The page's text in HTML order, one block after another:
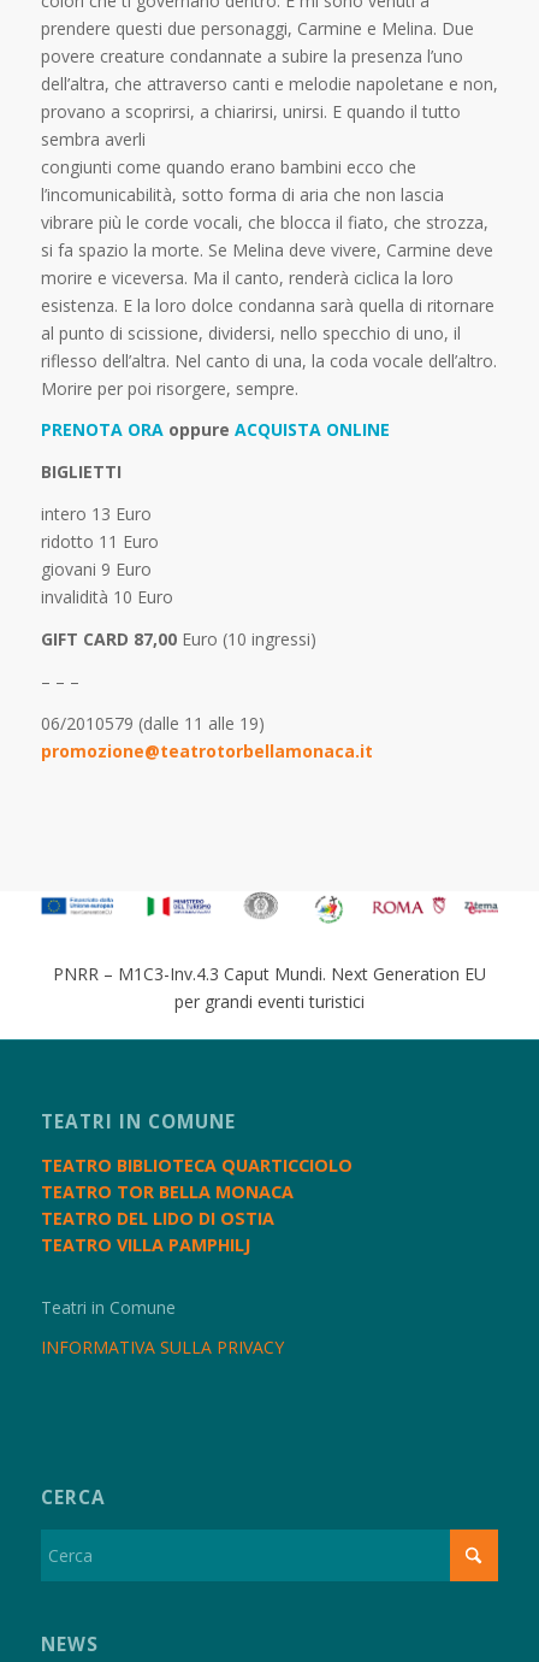
prendere questi due personaggi, Carmine e Melina. Due
povere creature condannate a subire la presenza l’uno
dell’altra, che attraverso canti e melodie napoletane e non,
provano a scoprirsi, a chiarirsi, unirsi. E quando il tutto
sembra averli
congiunti come quando erano bambini ecco che
l’incomunicabilità, sotto forma di aria che non lascia
vibrare più le corde vocali, che blocca il fiato, che strozza,
si fa spazio la morte. Se Melina deve vivere, Carmine deve
morire e viceversa. Ma il canto, renderà ciclica la loro
esistenza. E la loro dolce condanna sarà quella di ritornare
al punto di scissione, dividersi, nello specchio di uno, il
riflesso dell’altra. Nel canto di una, la coda vocale dell’altro.
Morire per poi risorgere, sempre.
PRENOTA ORA oppure ACQUISTA ONLINE
BIGLIETTI
intero 13 Euro
ridotto 11 Euro
giovani 9 Euro
invalidità 10 Euro
GIFT CARD 87,00Euro (10 ingressi)
– – –
06/2010579 (dalle 11 alle 19)
promozione@teatrotorbellamonaca.it
PNRR – M1C3-Inv.4.3 Caput Mundi. Next Generation EU
per grandi eventi turistici
TEATRI IN COMUNE
TEATRO BIBLIOTECA QUARTICCIOLO
TEATRO TOR BELLA MONACA
TEATRO DEL LIDO DI OSTIA
TEATRO VILLA PAMPHILJ
Teatri in Comune
INFORMATIVA SULLA PRIVACY
CERCA
NEWS